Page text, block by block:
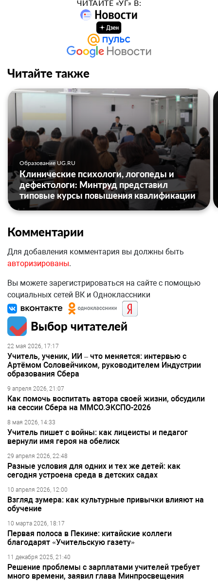
ЧИТАЙТЕ «УГ» В:
Читайте также
Образование UG.RU
Клинические психологи, логопеды и
дефектологи: Минтруд представил
типовые курсы повышения квалификации
Комментарии
Для добавления комментария вы должны быть
авторизированы.
Вы можете зарегистрироваться на сайте с помощью
социальных сетей ВК и Одноклассники
Выбор читателей
22 мая 2026, 17:17
Учитель, ученик, ИИ – что меняется: интервью с
Артёмом Соловейчиком, руководителем Индустрии
образования Сбера
9 апреля 2026, 21:07
Как помочь воспитать автора своей жизни, обсудили
на сессии Сбера на ММСО.ЭКСПО-2026
8 мая 2026, 14:33
Учитель пишет с войны: как лицеисты и педагог
вернули имя героя на обелиск
29 апреля 2026, 22:48
Разные условия для одних и тех же детей: как
сегодня устроена среда в детских садах
10 апреля 2026, 12:00
Взгляд зумера: как культурные привычки влияют на
обучение
10 марта 2026, 18:17
Первая полоса в Пекине: китайские коллеги
благодарят «Учительскую газету»
11 декабря 2025, 21:40
Решение проблемы с зарплатами учителей требует
много времени, заявил глава Минпросвещения